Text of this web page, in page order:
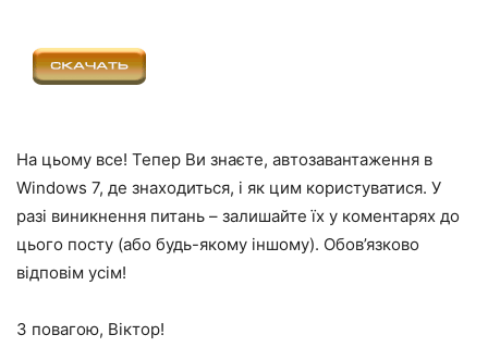
На цьому все! Тепер Ви знаєте, автозавантаження в
Windows 7, де знаходиться, і як цим користуватися. У
разі виникнення питань – залишайте їх у коментарях до
цього посту (або будь-якому іншому). Обов’язково
відповім усім!
З повагою, Віктор!